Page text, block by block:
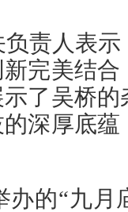
责人表
完美结
了吴桥
深厚底
办的“九